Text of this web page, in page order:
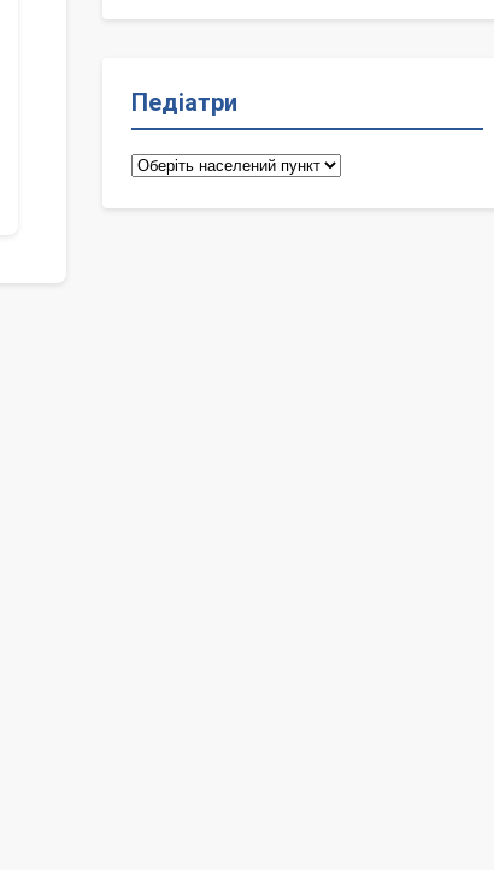
Педіатри
Педіатри